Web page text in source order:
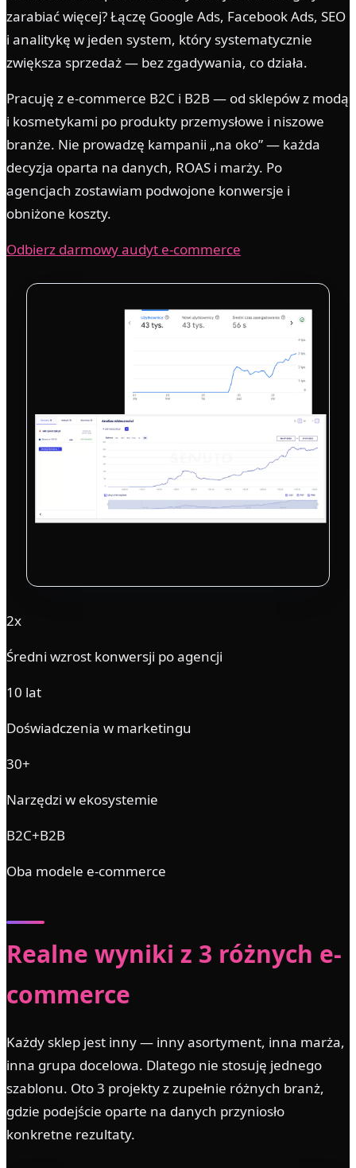
zarabiać więcej? Łączę Google Ads, Facebook Ads, SEO
i analitykę w jeden system, który systematycznie
zwiększa sprzedaż — bez zgadywania, co działa.
Pracuję z e-commerce B2C i B2B — od sklepów z modą
i kosmetykami po produkty przemysłowe i niszowe
branże. Nie prowadzę kampanii „na oko” — każda
decyzja oparta na danych, ROAS i marży. Po
agencjach zostawiam podwojone konwersje i
obniżone koszty.
Odbierz darmowy audyt e-commerce
2x
Średni wzrost konwersji po agencji
10 lat
Doświadczenia w marketingu
30+
Narzędzi w ekosystemie
B2C+B2B
Oba modele e-commerce
Realne wyniki z 3 różnych e-
commerce
Każdy sklep jest inny — inny asortyment, inna marża,
inna grupa docelowa. Dlatego nie stosuję jednego
szablonu. Oto 3 projekty z zupełnie różnych branż,
gdzie podejście oparte na danych przyniosło
konkretne rezultaty.